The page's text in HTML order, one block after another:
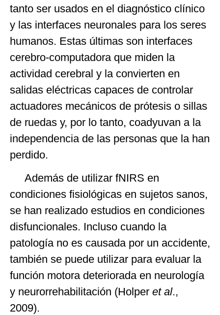
tanto ser usados en el diagnóstico clínico
y las interfaces neuronales para los seres
humanos. Estas últimas son interfaces
cerebro-computadora que miden la
actividad cerebral y la convierten en
salidas eléctricas capaces de controlar
actuadores mecánicos de prótesis o sillas
de ruedas y, por lo tanto, coadyuvan a la
independencia de las personas que la han
perdido.
Además de utilizar fNIRS en
condiciones fisiológicas en sujetos sanos,
se han realizado estudios en condiciones
disfuncionales. Incluso cuando la
patología no es causada por un accidente,
también se puede utilizar para evaluar la
función motora deteriorada en neurología
y neurorrehabilitación (Holper et al.,
2009).